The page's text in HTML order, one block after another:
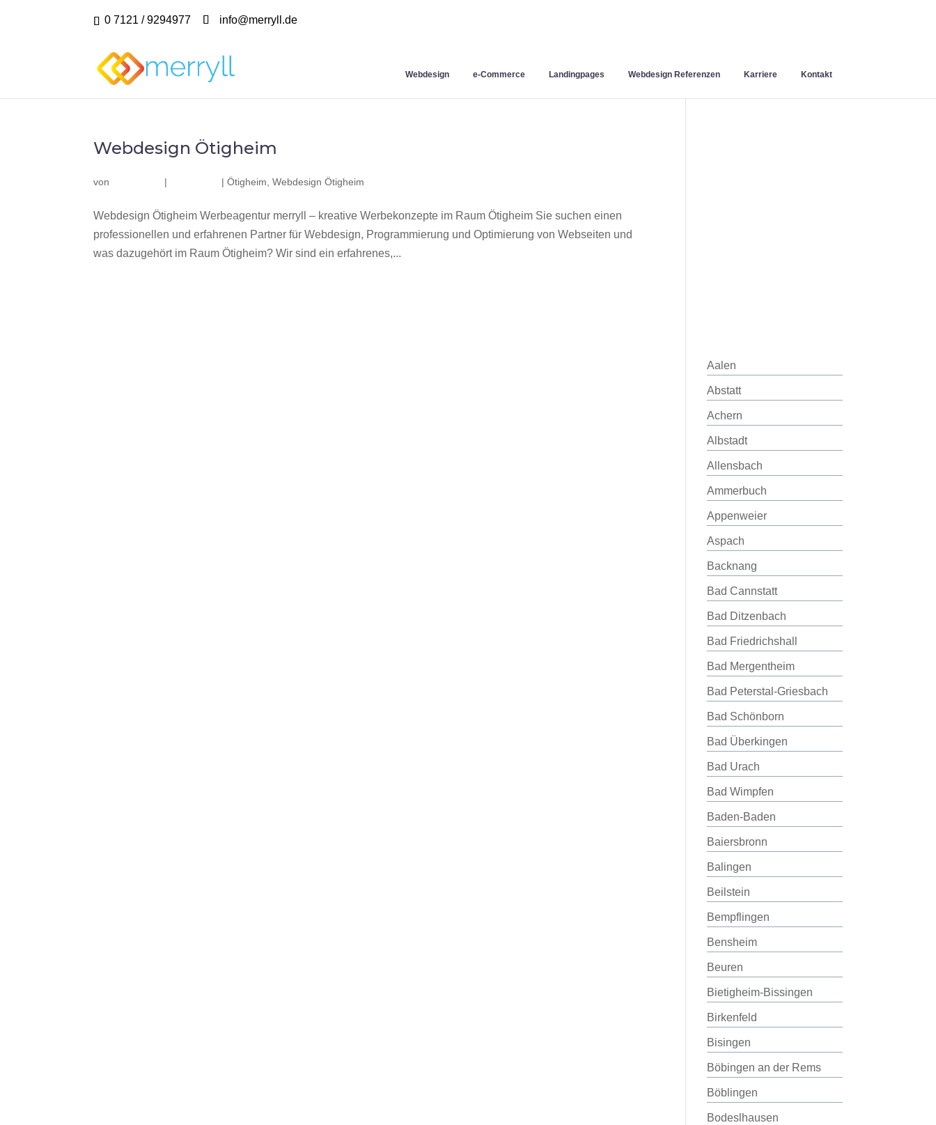
0 7121 / 9294977 info@merryll.de
Webdesign e-Commerce Landingpages Webdesign Referenzen Karriere Kontakt
Webdesign Ötigheim
von | |Ötigheim ,Webdesign Ötigheim
Webdesign Ötigheim Werbeagentur merryll – kreative Werbekonzepte im Raum Ötigheim Sie suchen einen
professionellen und erfahrenen Partner für Webdesign, Programmierung und Optimierung von Webseiten und
was dazugehört im Raum Ötigheim? Wir sind ein erfahrenes,...
Aalen
Abstatt
Achern
Albstadt
Allensbach
Ammerbuch
Appenweier
Aspach
Backnang
Bad Cannstatt
Bad Ditzenbach
Bad Friedrichshall
Bad Mergentheim
Bad Peterstal-Griesbach
Bad Schönborn
Bad Überkingen
Bad Urach
Bad Wimpfen
Baden-Baden
Baiersbronn
Balingen
Beilstein
Bempflingen
Bensheim
Beuren
Bietigheim-Bissingen
Birkenfeld
Bisingen
Böbingen an der Rems
Böblingen
Bodeslhausen